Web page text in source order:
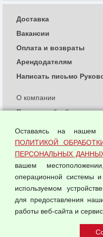
© 2026 ООО "Феникс"
О компании
Политика обработки и
Согласием на обработку
Оферта оптовой купли-
Публичная оферта
Доставка
Вакансии
Оплата и возвраты
Арендодателям
Написать письмо
Оставаясь на нашем
ПОЛИТИКОЙ
ПЕРСОНАЛЬНЫХ
вашем
операционной системы
используемом
для предоставления
работы веб-сайта и